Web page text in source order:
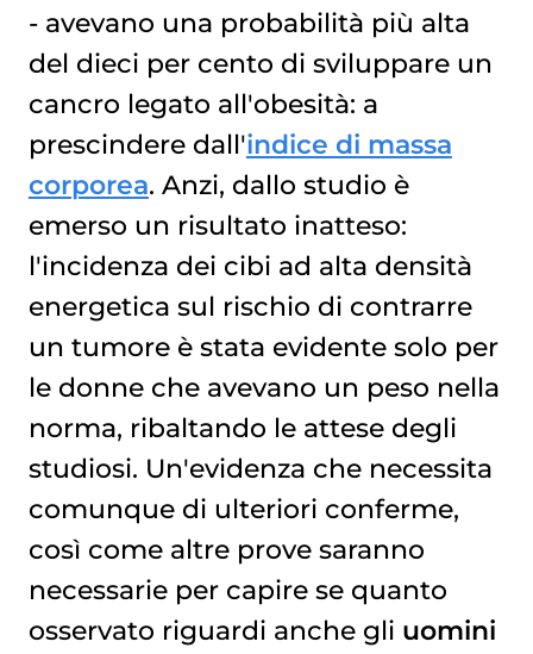
- avevano una probabilità più alta
del dieci per cento di sviluppare un
cancro legato all'obesità: a
prescindere dall'indice di massa
corporea. Anzi, dallo studio è
emerso un risultato inatteso:
l'incidenza dei cibi ad alta densità
energetica sul rischio di contrarre
un tumore è stata evidente solo per
le donne che avevano un peso nella
norma, ribaltando le attese degli
studiosi. Un'evidenza che necessita
comunque di ulteriori conferme,
così come altre prove saranno
necessarie per capire se quanto
osservato riguardi anche gli uomini